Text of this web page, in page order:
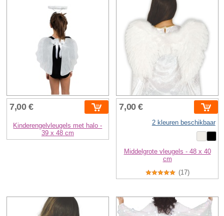
7,00 €
Kinderengelvleugels met halo -
39 x 48 cm
7,00 €
2 kleuren beschikbaar
Middelgrote vleugels - 48 x 40
cm
(17)